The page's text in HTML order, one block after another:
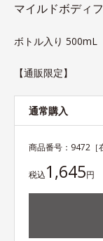
マイルドボディ
ボトル入り 500mL
【通販限定】
通常購入
商品番号： 9472
税込1,645円